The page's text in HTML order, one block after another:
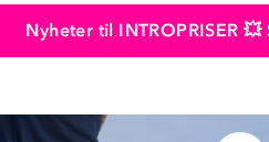
Nyheter til INTROPRISER